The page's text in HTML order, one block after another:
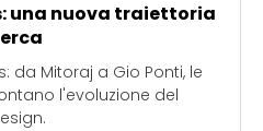
una nuova traiettoria
da Mitoraj a Gio Ponti, le
l'evoluzione del